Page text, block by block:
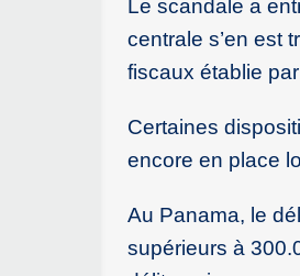
Le scandale a
centrale s’en est
fiscaux établie
Certaines
encore en place
Au Panama, le
supérieurs à